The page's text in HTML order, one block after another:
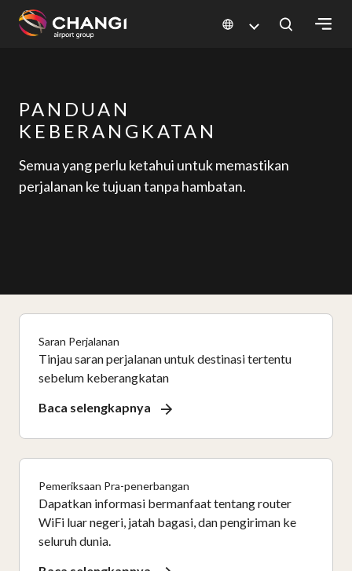
Changi
Sites:
Language
Select:
PANDUAN
KEBERANGKATAN
Semua yang perlu ketahui untuk memastikan
perjalanan ke tujuan tanpa hambatan.
Saran Perjalanan
Tinjau saran perjalanan untuk destinasi tertentu
sebelum keberangkatan
Baca selengkapnya
Pemeriksaan Pra-penerbangan
Dapatkan informasi bermanfaat tentang router
WiFi luar negeri, jatah bagasi, dan pengiriman ke
seluruh dunia.